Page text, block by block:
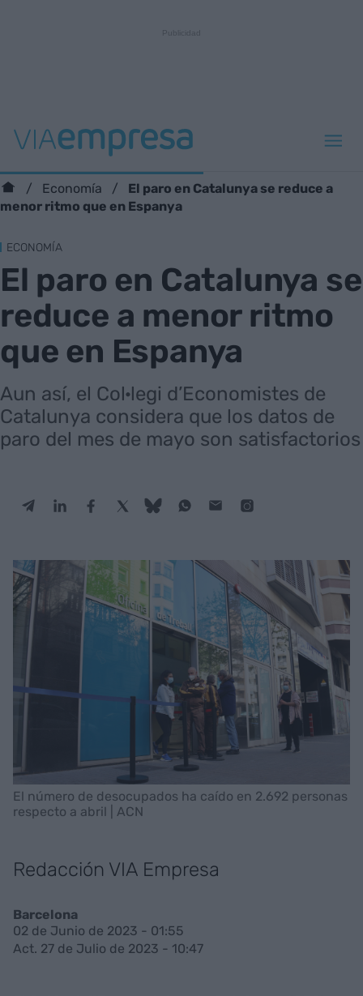
Economía
El paro en Catalunya se reduce a
menor ritmo que en Espanya
ECONOMÍA
El paro en Catalunya se
reduce a menor ritmo
que en Espanya
Aun así, el Col·legi d’Economistes de
Catalunya considera que los datos de
paro del mes de mayo son satisfactorios
El número de desocupados ha caído en 2.692 personas
respecto a abril | ACN
Redacción VIA Empresa
Barcelona
02 de Junio de 2023 - 01:55
Act. 27 de Julio de 2023 - 10:47